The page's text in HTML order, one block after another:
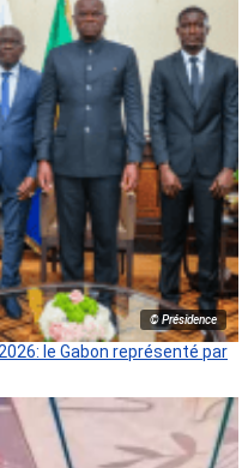
© Présidence
le Gabon représenté par